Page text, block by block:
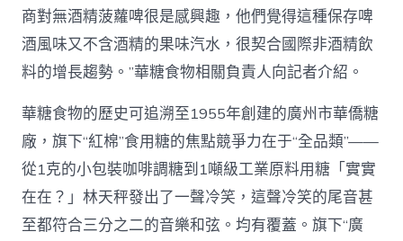
商對無酒精菠蘿啤很是感興趣，他們覺得這種保存啤
酒風味又不含酒精的果味汽水，很契合國際非酒精飲
料的增長趨勢。”華糖食物相關負責人向記者介紹。
華糖食物的歷史可追溯至1955年創建的廣州市華僑糖
廠，旗下“紅棉”食用糖的焦點競爭力在于“全品類”——
從1克的小包裝咖啡調糖到1噸級工業原料用糖「實實
在在？」林天秤發出了一聲冷笑，這聲冷笑的尾音甚
至都符合三分之二的音樂和弦。均有覆蓋。旗下“廣